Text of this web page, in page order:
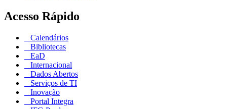
Acesso Rápido
Calendários
Bibliotecas
EaD
Internacional
Dados Abertos
Serviços de TI
Inovação
Portal Integra